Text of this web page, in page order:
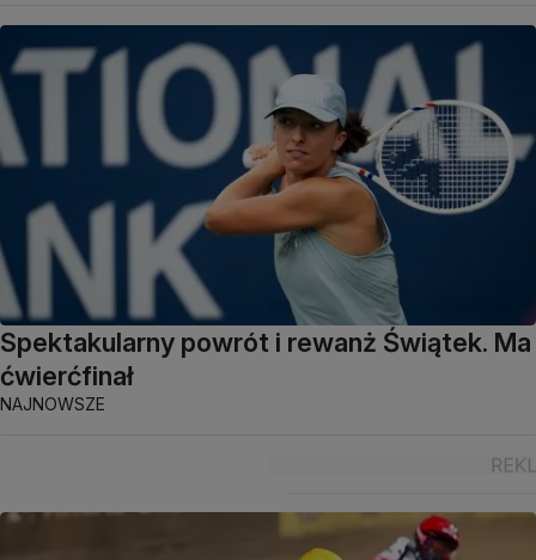
Spektakularny powrót i rewanż Świątek. Ma
ćwierćfinał
NAJNOWSZE